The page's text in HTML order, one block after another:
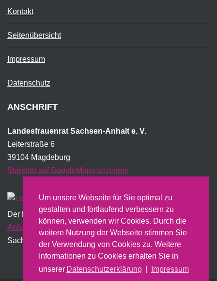
Um unsere Webseite für Sie optimal zu
gestalten und fortlaufend verbessern zu
können, verwenden wir Cookies. Durch die
weitere Nutzung der Webseite stimmen Sie
der Verwendung von Cookies zu. Weitere
Informationen zu Cookies erhalten Sie in
unserer Datenschutzerklärung Impressum
Kontakt
Seitenübersicht
Impressum
Datenschutz
ANSCHRIFT
Landesfrauenrat Sachsen-Anhalt e. V.
Leiterstraße 6
39104 Magdeburg
Standort auf GoogleMaps anzeigen
Der Landesfrauenrat wird institutionell vom Land
Anhalt
gefördert und erstellt dazu u.a. einen jährlichen
Sachbericht.